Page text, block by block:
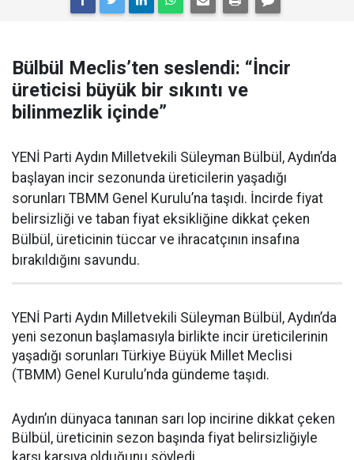
Bülbül Meclis’ten seslendi: “İncir
üreticisi büyük bir sıkıntı ve
bilinmezlik içinde”
YENİ Parti Aydın Milletvekili Süleyman Bülbül, Aydın’da
başlayan incir sezonunda üreticilerin yaşadığı
sorunları TBMM Genel Kurulu’na taşıdı. İncirde fiyat
belirsizliği ve taban fiyat eksikliğine dikkat çeken
Bülbül, üreticinin tüccar ve ihracatçının insafına
bırakıldığını savundu.
YENİ Parti Aydın Milletvekili Süleyman Bülbül, Aydın’da
yeni sezonun başlamasıyla birlikte incir üreticilerinin
yaşadığı sorunları Türkiye Büyük Millet Meclisi
(TBMM) Genel Kurulu’nda gündeme taşıdı.
Aydın’ın dünyaca tanınan sarı lop incirine dikkat çeken
Bülbül, üreticinin sezon başında fiyat belirsizliğiyle